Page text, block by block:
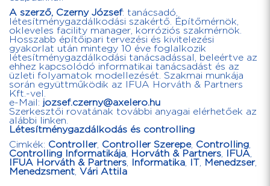
A szerző, Czerny József: tanácsadó,
létesítménygazdálkodási szakértő. Építőmérnök,
okleveles facility manager, korróziós szakmérnök.
Hosszabb építőipari tervezési és kivitelezési
gyakorlat után mintegy 10 éve foglalkozik
létesítménygazdálkodási tanácsadással, beleértve az
ehhez kapcsolódó informatikai tanácsadást és az
üzleti folyamatok modellezését. Szakmai munkája
során együttműködik az IFUA Horváth & Partners
Kft.-vel.
e-Mail: jozsef.czerny@axelero.hu
Szerkesztői rovatának további anyagai elérhetőek az
alábbi linken.
Létesítménygazdálkodás és controlling
Cimkék: Controller, Controller Szerepe, Controlling,
Controlling Informatikája, Horváth & Partners, IFUA,
IFUA Horváth & Partners, Informatika, , Menedzser,
Menedzsment, Vári Attila